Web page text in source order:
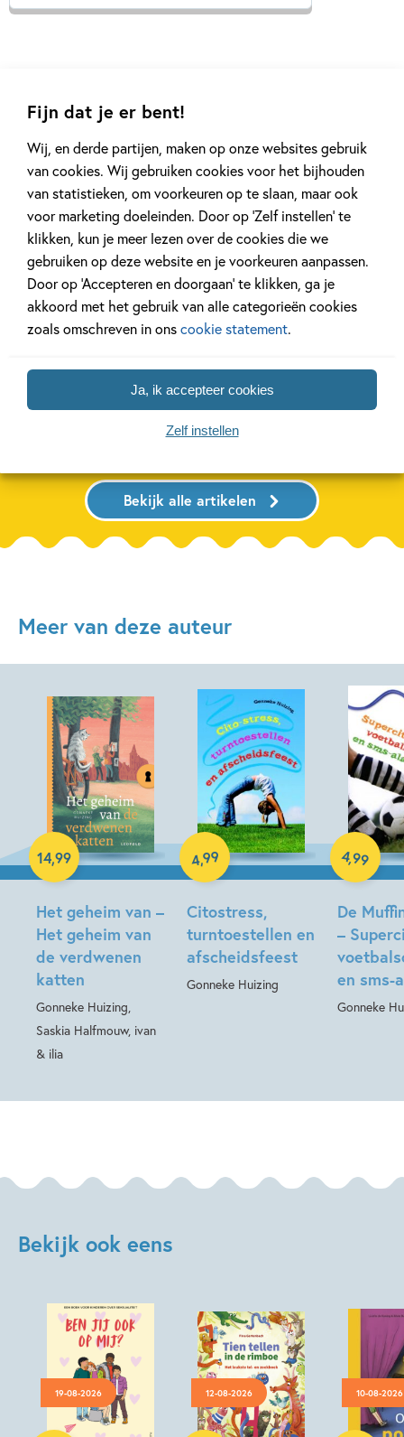
Fijn dat je er bent!
Wij, en derde partijen, maken op onze websites gebruik
van cookies. Wij gebruiken cookies voor het bijhouden
van statistieken, om voorkeuren op te slaan, maar ook
voor marketing doeleinden. Door op ‘Zelf instellen’ te
klikken, kun je meer lezen over de cookies die we
gebruiken op deze website en je voorkeuren aanpassen.
Door op ‘Accepteren en doorgaan’ te klikken, ga je
akkoord met het gebruik van alle categorieën cookies
zoals omschreven in onscookie statement.
Ja, ik accepteer cookies
Zelf instellen
Gerelateerde artikelen
20 APRIL 2026
Oplossing ‘De schaduwroof’
Achtergrond
27 FEBRUARI 2026
Kinderpanel
Bekijk alle artikelen
Meer van deze auteur
Het geheim van –
Het geheim van
de verdwenen
katten
Gonneke Huizing,
Saskia Halfmouw, ivan
& ilia
14,99
Hardcover
Citostress,
turntoestellen en
afscheidsfeest
Gonneke Huizing
4,99
E-book
De
–
en sms-
Gonneke
4,99
E-book
Bekijk ook eens
19-08-2026 12-08-2026 10-08-2026